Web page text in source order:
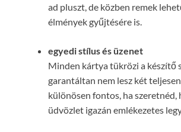
ad pluszt, de közben remek
élmények gyűjtésére is.
egyedi stílus és üzenet
Minden kártya tükrözi a készítő
garantáltan nem lesz két
különösen fontos, ha szeretnéd,
üdvözlet igazán emlékezetes